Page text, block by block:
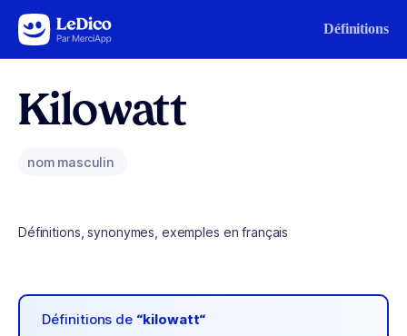
Aller au contenu Définitions
Kilowatt
nom masculin
Définitions, synonymes, exemples en français
Définitions de “kilowatt“